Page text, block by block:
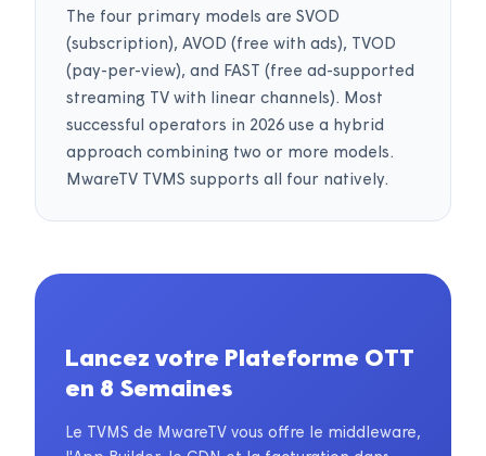
The four primary models are SVOD
(subscription), AVOD (free with ads), TVOD
(pay-per-view), and FAST (free ad-supported
streaming TV with linear channels). Most
successful operators in 2026 use a hybrid
approach combining two or more models.
MwareTV TVMS supports all four natively.
Lancez votre Plateforme OTT
en 8 Semaines
Le TVMS de MwareTV vous offre le middleware,